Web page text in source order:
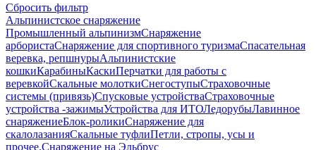
Сбросить фильтр
Альпинистское снаряжение
Промышленный альпинизмСнаряжение
арбористаСнаряжение для спортивного туризмаСпасательная
веревка, репшнурыАльпинистские
кошкиКарабиныКаскиПерчатки для работы с
веревкойСкальные молоткиСнегоступыСтраховочные
системы (привязь)Спусковые устройстваСтраховочные
устройства -зажимыУстройства для ИТОЛедорубыЛавинное
снаряжениеБлок-роликиСнаряжение для
скалолазанияСкальные туфлиПетли, стропы, усы и
прочее.Снаряжение на Эльбрус